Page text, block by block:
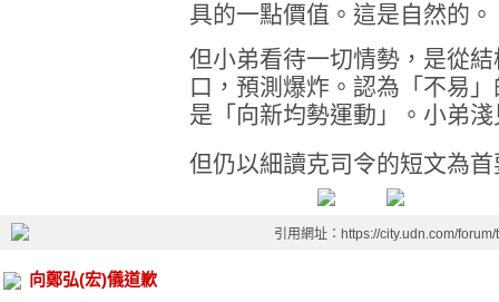
具的一點價值。這是自然的。
但小弟看待一切情勢，是從
口，預測爆炸。認為「不易
是「向新均勢運動」。小弟
但仍以細讀克司令的短文為
引用網址：https://city.udn.com/
向鄭弘(宏)儀道歉